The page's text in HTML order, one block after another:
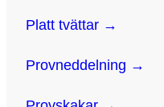
Platt tvättar →
Provneddelning →